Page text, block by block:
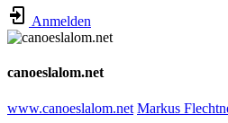
Anmelden
canoeslalom.net
www.canoeslalom.net Markus